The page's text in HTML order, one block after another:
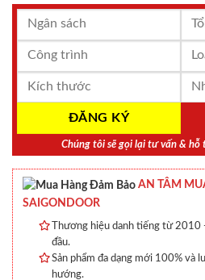
Chúng tôi sẽ gọi lại tư vấn &
AN TÂM
SAIGONDOOR
Thương hiệu danh tiếng từ 2010
đầu.
Sản phẩm đa dạng mới 100% và
hướng.